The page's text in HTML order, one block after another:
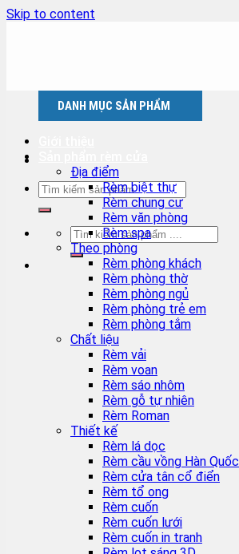
Skip to content
DANH MỤC SẢN PHẨM
Địa điểm
Rèm biệt thự
Rèm chung cư
Rèm văn phòng
Rèm spa
Theo phòng
Rèm phòng khách
Rèm phòng thờ
Rèm phòng ngủ
Rèm phòng trẻ em
Rèm phòng tắm
Chất liệu
Rèm vải
Rèm voan
Rèm sáo nhôm
Rèm gỗ tự nhiên
Rèm Roman
Thiết kế
Rèm lá dọc
Rèm cầu vồng Hàn Quốc
Rèm cửa tân cổ điển
Rèm tổ ong
Rèm cuốn
Rèm cuốn lưới
Rèm cuốn in tranh